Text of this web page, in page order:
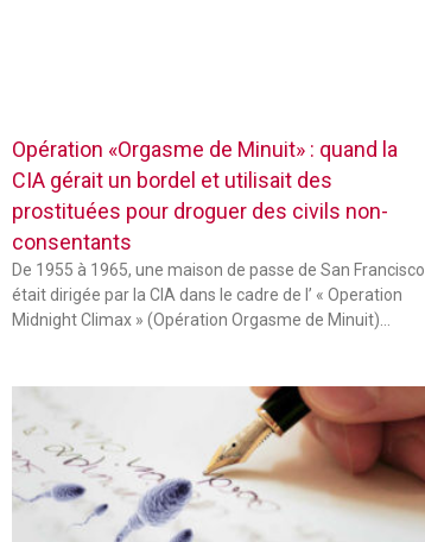
Opération «Orgasme de Minuit» : quand la
CIA gérait un bordel et utilisait des
prostituées pour droguer des civils non-
consentants
De 1955 à 1965, une maison de passe de San Francisco
était dirigée par la CIA dans le cadre de l’ « Operation
Midnight Climax » (Opération Orgasme de Minuit)…